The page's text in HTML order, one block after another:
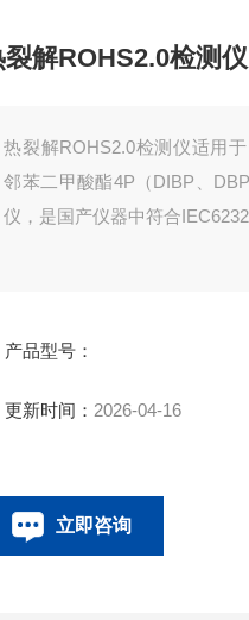
裂解ROHS2.0检测仪
热裂解ROHS2.0检测仪适用
邻苯二甲酸酯4P（DIBP、
仪，是国产仪器中符合
产品型号：
更新时间： 2026-04-16
立即咨询